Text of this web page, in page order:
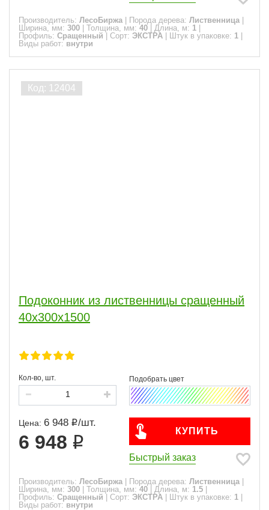
Производитель: ЛесоБиржа Порода дерева: Лиственница
Ширина, мм: 300 Толщина, мм: 40 Длина, м: 1
Профиль: Сращенный Сорт: ЭКСТРА Штук в упаковке: 1
Виды работ: внутри
Подоконник из лиственницы сращенный
40х300х1500
Кол-во, шт.
Цена: 6 948 /шт.
6 948
КУПИТЬ
Быстрый заказ
Производитель: ЛесоБиржа Порода дерева: Лиственница
Ширина, мм: 300 Толщина, мм: 40 Длина, м: 1.5
Профиль: Сращенный Сорт: ЭКСТРА Штук в упаковке: 1
Виды работ: внутри